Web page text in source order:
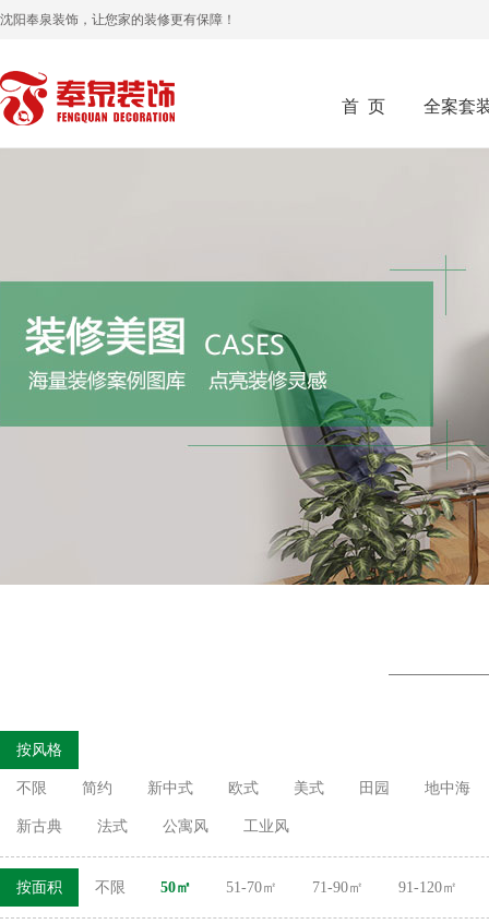
沈阳奉泉装饰，让您家的装修更有保障！
首 页 全案套
按风格
不限 简约 新中式 欧式 美式 田园 地中海
新古典 法式 公寓风 工业风
按面积 不限 50㎡ 51-70㎡ 71-90㎡ 91-120㎡